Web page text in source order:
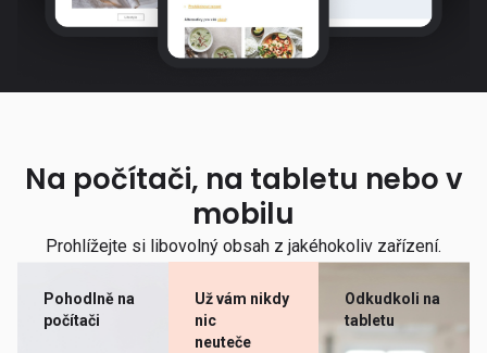
Na počítači, na tabletu nebo v
mobilu
Prohlížejte si libovolný obsah z jakéhokoliv zařízení.
Pohodlně na
počítači
Už vám nikdy
nic
neuteče
Odkudkoli na
tabletu